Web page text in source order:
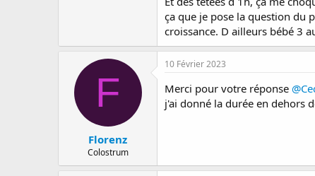
ça que je pose la question du
croissance. D ailleurs bébé 3
F
Florenz
Colostrum
10 Février 2023
Merci pour votre réponse
j'ai donné la durée en dehors